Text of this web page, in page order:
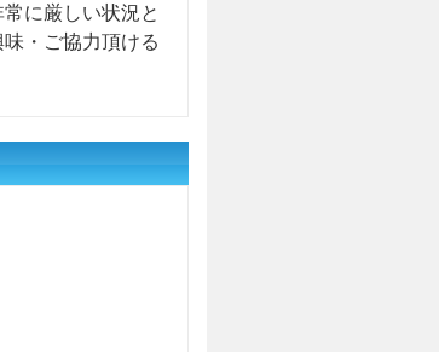
に厳しい状況と
・ご協力頂ける